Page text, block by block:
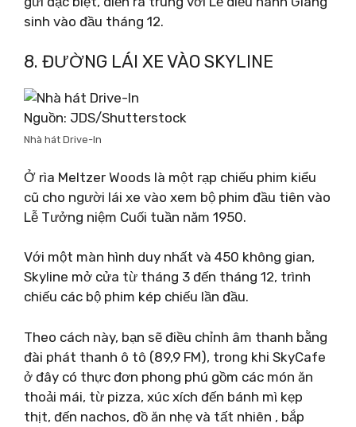
sinh vào đầu tháng 12.
8. ĐƯỜNG LÁI XE VÀO SKYLINE
Nguồn: JDS/Shutterstock
Nhà hát Drive-In
Ở rìa Meltzer Woods là một rạp chiếu phim kiểu
cũ cho người lái xe vào xem bộ phim đầu tiên vào
Lễ Tưởng niệm Cuối tuần năm 1950.
Với một màn hình duy nhất và 450 không gian,
Skyline mở cửa từ tháng 3 đến tháng 12, trình
chiếu các bộ phim kép chiếu lần đầu.
Theo cách này, bạn sẽ điều chỉnh âm thanh bằng
đài phát thanh ô tô (89,9 FM), trong khi SkyCafe
ở đây có thực đơn phong phú gồm các món ăn
thoải mái, từ pizza, xúc xích đến bánh mì kẹp
thịt, đến nachos, đồ ăn nhẹ và tất nhiên , bắp